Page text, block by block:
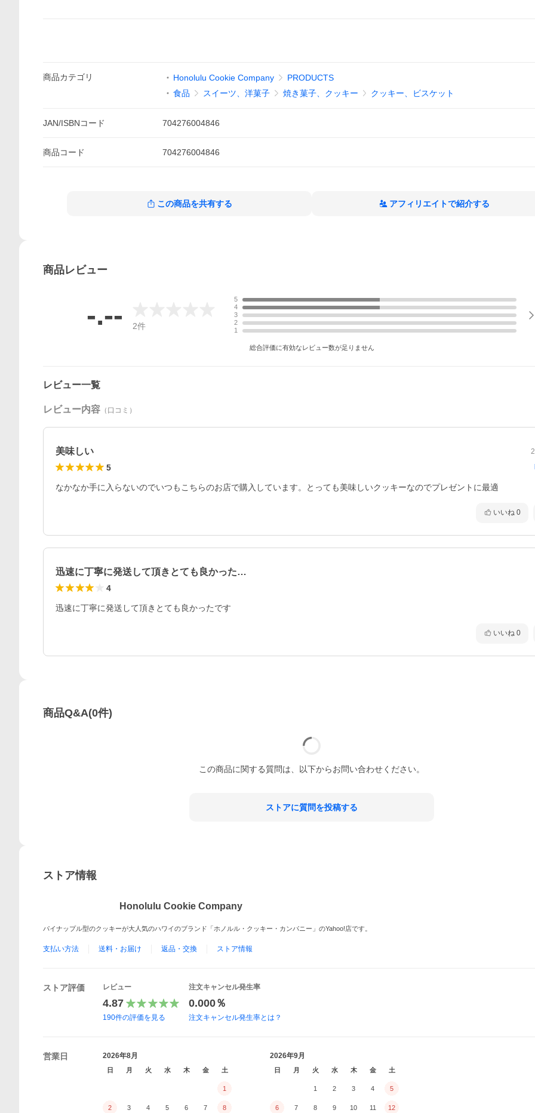
商品カテゴリ Honolulu Cookie Company
PRODUCTS
食品
スイーツ、洋菓子 焼き菓子、クッキー クッキー、ビスケット
JAN/ISBNコード 704276004846
商品コード 704276004846
この商品を共有する アフィリエイトで紹介する
商品レビュー
-.-- 2件
5
4
3
2
1
総合評価に有効なレビュー数が足りません
レビュー一覧
レビュー内容 （口コミ）
美味しい
5
なかなか手に入らないのでいつもこちらのお店で購入しています。とっても美味しいクッキーなのでプレゼントに最適
いいね 0
迅速に丁寧に発送して頂きとても良かった…
4
いいね 0
商品Q&A(0件)
この商品に関する質問は、以下からお問い合わせください。
ストアに質問を投稿する
ストア情報
Honolulu Cookie Company
パイナップル型のクッキーが大人気のハワイのブランド「ホノルル・クッキー・カンパニー」のYahoo!店です。
支払い方法 送料・お届け 返品・交換 ストア情報
ストア評価 レビュー
4.87
190件の評価を見る
注文キャンセル発生率
0.000％
注文キャンセル発生率とは？
営業日 2026年8月
日 月 火 水 木 金 土
1
2 3 4 5 6 7 8
2026年9月
日 月 火 水 木 金 土
1 2 3 4 5
6 7 8 9 10 11 12